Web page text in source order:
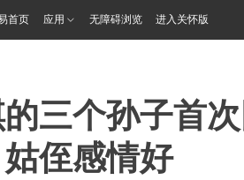
首页 应用 无障碍浏览 进入关怀版
三个孙子首
侄感情好